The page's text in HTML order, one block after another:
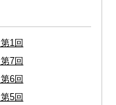
1回
7回
6回
5回